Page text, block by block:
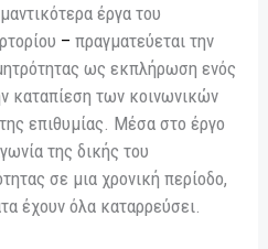
έργα του
–πραγματεύεται την
ως εκπλήρωση ενός
καταπίεση των κοινωνικών
επιθυμίας. Μέσα στο έργο
της δικής του
σε μια χρονική περίοδο,
έχουν όλα καταρρεύσει.